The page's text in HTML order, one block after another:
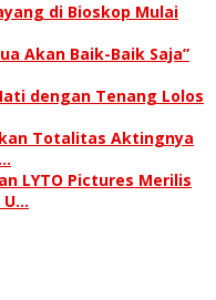
di Bioskop Mulai
Akan Baik-Baik Saja”
dengan Tenang Lolos
Totalitas Aktingnya
LYTO Pictures Merilis
U…